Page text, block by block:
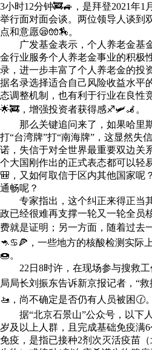
3小时12分钟🚒🚙，是拜登2021年1
举行面对面会谈。两位领导人谈到
点和意愿😪🧤🏇。
广发基金表示，个人养老金基
金行业服务个人养老金事业的积极
录，进一步丰富了个人养老金的投
据名录选择适合自己风险收益水平
态调整机制，也有利于行业在良性
🌟🚒，增强投资者获得感♐🛩🦼。
那么关键追问来了，如果哈里
打“台湾牌”打“南海牌”，这显然失
诺，失信于对全世界最重要双边关
个大国刚作出的正式表态都可以轻
🎒，又如何取信于区内其他国家呢
通畅呢？
专家指出，这个纠正来得正当
政已经很难再支撑一轮又一轮全员
费就是证明；另一方面，随着过去
🦘♋🍕，一些地方的核酸检测实际
🍩。
22日8时许，在现场参与搜救工
局局长刘振东告诉新京报记者，“
🚤，尚不确定是否仍有人员被困🕜
据“北京石景山”公众号，以下人
岁及以上人群，且完成基础免疫满
免疫，是指已接种2剂次灭活疫苗